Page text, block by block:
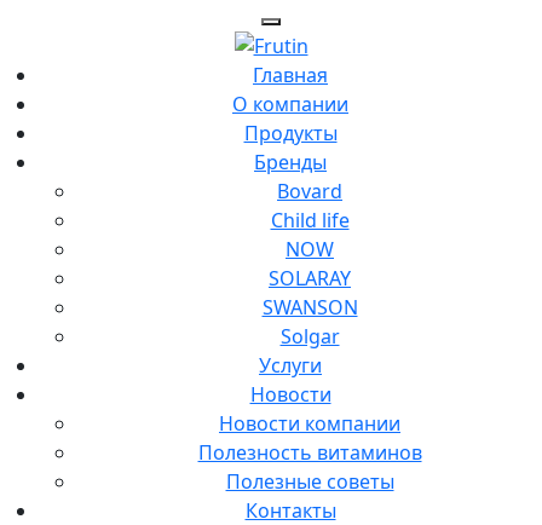
Главная
О компании
Продукты
Бренды
Bovard
Child life
NOW
SOLARAY
SWANSON
Solgar
Услуги
Новости
Новости компании
Полезность витаминов
Полезные советы
Контакты